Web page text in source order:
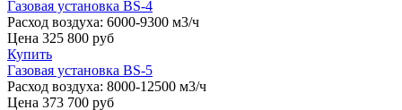
Газовая установка BS-4
Расход воздуха: 6000-9300 м3/ч
Цена 325 800 руб
Купить
Газовая установка BS-5
Расход воздуха: 8000-12500 м3/ч
Цена 373 700 руб